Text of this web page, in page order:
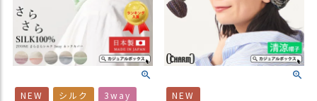
NEW シルク 3way NEW